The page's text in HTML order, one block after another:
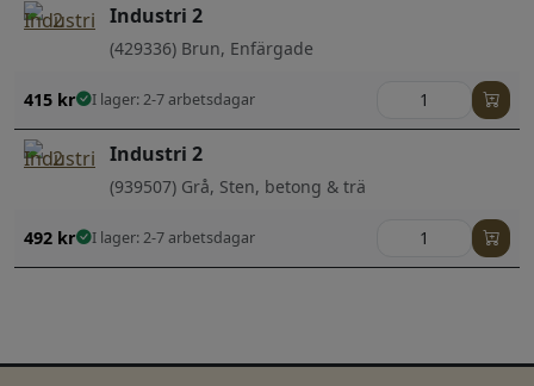
Industri 2
(429336) Brun, Enfärgade
415 kr I lager: 2-7 arbetsdagar
Industri 2
(939507) Grå, Sten, betong & trä
492 kr I lager: 2-7 arbetsdagar